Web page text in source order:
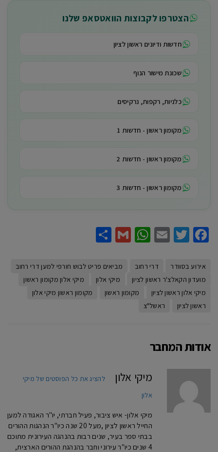
הצטרפו לקבוצות הוואטסאפ שלנו
חדשות ודיונים ראשון לציון
שכונת מישור הנוף
כלניות, רקפות, נרקיסים
מקומון ראשון - חדשות 1
מקומון ראשון - חדשות 2
מקומון ראשון - חדשות 3
Facebook
Twitter
Email
WhatsApp
Gmail
אירוע בסוודר דרי רחוב
מביאים פריט לבוש חורפי למען דרי רחוב
מועדון הקאלצ'ר ראשון לציון
מיקי אלון
מיקי אלון מקומון ראשון
מיקי אלון ראשון לציון
מקומון ראשון
מקומון ראשון מיקי אלון
ראשון לציון
ראשל"צ
אודות המחבר
מיקי אלון
להציג את כל הפוסטים של מיקי
אלון
מיקי אלון- איש ציבור, פעיל חברתי, יו"ר האגודה למען
החייל ראשון לציון ,מעל 20 שנה כיו"ר הנהגות ההורים
בבתי ספר בעיר, שנים רבות בהנהגה העירונית מתוכם
4 שנים כיו"ר עירוני וחבר בהנהגת ההורים הארצית,